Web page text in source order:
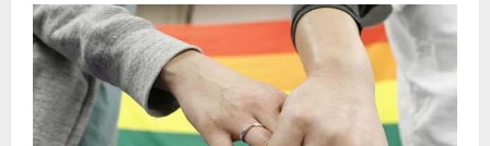
साल
बाद
देहरादून
पहुंचे
उत्तराखंड
कांग्रेस
प्रभारी
कुमारी
सैलजा,